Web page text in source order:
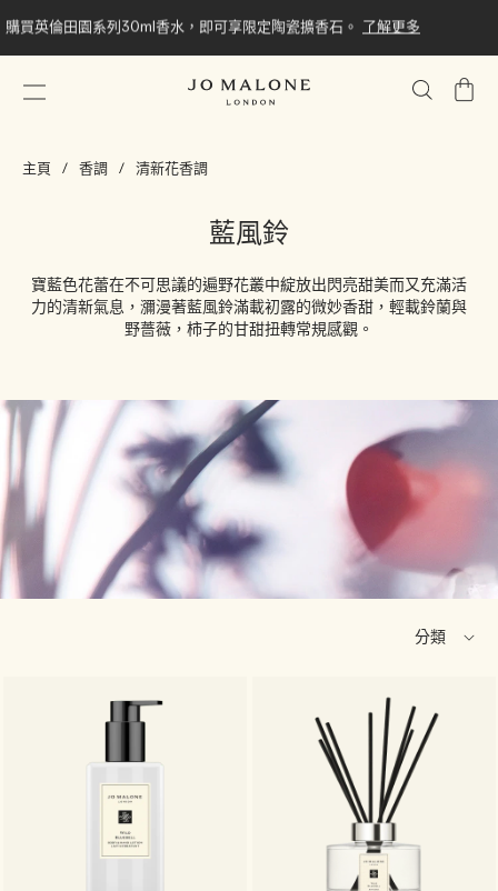
購買英倫田園系列30ml香水，即可享限定陶瓷擴香石。 了解更多
我
主頁 香調 清新花香調
藍風鈴
寶藍色花蕾在不可思議的遍野花叢中綻放出閃亮甜美而又充滿活
力的清新氣息，瀰漫著藍風鈴滿載初露的微妙香甜，輕載鈴蘭與
野薔薇，柿子的甘甜扭轉常規感觀。